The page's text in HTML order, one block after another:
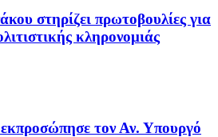
στηρίζει πρωτοβουλίες για
κληρονομιάς
τον Αν. Υπουργό